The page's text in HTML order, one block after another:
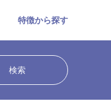
特徴から探す